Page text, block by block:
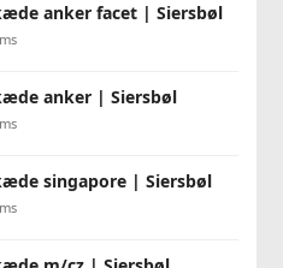
anker facet | Siersbøl
anker | Siersbøl
singapore | Siersbøl